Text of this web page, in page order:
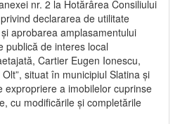
nr. 2 la Hotărârea Consiliului
declararea de utilitate
aprobarea amplasamentului
publică de interes local
Cartier Eugen Ionescu,
situat în municipiul Slatina şi
expropriere a imobilelor cuprinse
cu modificările şi completările